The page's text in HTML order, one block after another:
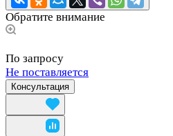
Обратите внимание
По запросу
Не поставляется
Консультация